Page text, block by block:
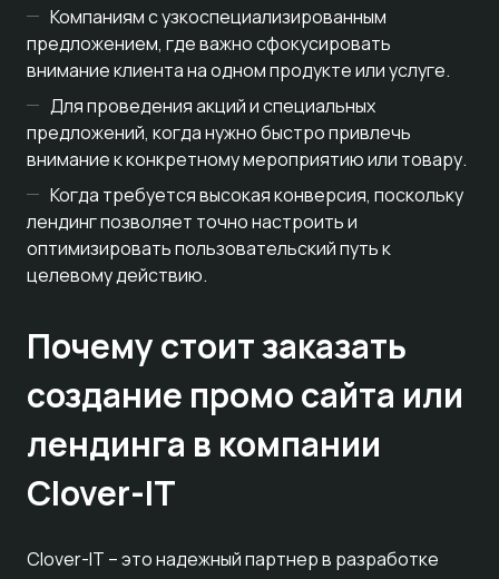
Компаниям с узкоспециализированным
предложением, где важно сфокусировать
внимание клиента на одном продукте или услуге.
Для проведения акций и специальных
предложений, когда нужно быстро привлечь
внимание к конкретному мероприятию или товару.
Когда требуется высокая конверсия, поскольку
лендинг позволяет точно настроить и
оптимизировать пользовательский путь к
целевому действию.
Почему стоит заказать
создание промо сайта или
лендинга в компании
Clover-IT
Clover-IT – это надежный партнер в разработке